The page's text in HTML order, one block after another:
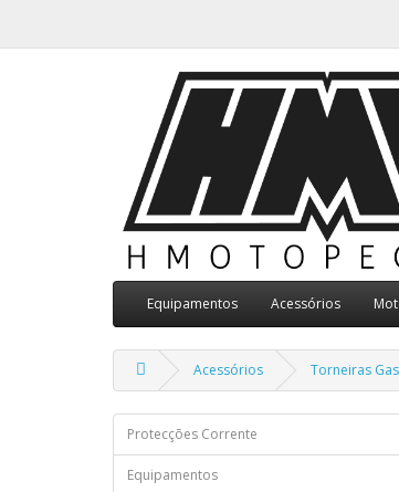
Equipamentos Acessórios
Acessórios Torneiras
Protecções Corrente
Equipamentos